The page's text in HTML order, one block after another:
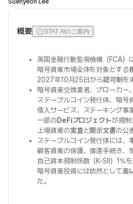
Suehyeon Lee
概要 STAT AIのご案内
英国金融行動監視機構（FCA）は
暗号資産市場全体を対象とする
2027年10月25日から認可制を
暗号資産交換業者、ブローカー
ステーブルコイン発行体、暗号
借入サービス、ステーキング事
一部のDeFiプロジェクトが規制
上場資産の実査と開示文書の公
ステーブルコイン発行体には、
顧客資産の保護、償還手続き、
自己資本規制係数（K-SII）1%を
暗号資産投資には依然として高
た。